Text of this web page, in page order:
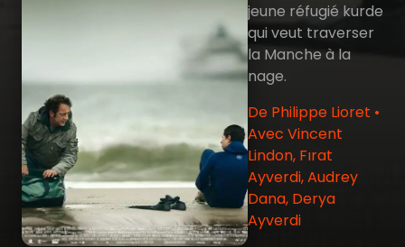
jeune réfugié kurde
qui veut traverser
la Manche à la
nage.
De Philippe Lioret •
Avec Vincent
Lindon, Fırat
Ayverdi, Audrey
Dana, Derya
Ayverdi